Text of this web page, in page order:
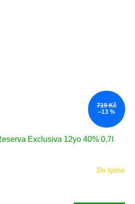
719 Kč
–13 %
Exclusiva 12yo 40% 0,7l
Do týdne